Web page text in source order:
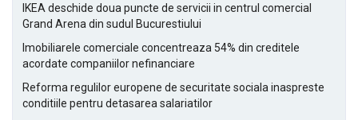
IKEA deschide doua puncte de servicii in centrul comercial
Grand Arena din sudul Bucurestiului
Imobiliarele comerciale concentreaza 54% din creditele
acordate companiilor nefinanciare
Reforma regulilor europene de securitate sociala inaspreste
conditiile pentru detasarea salariatilor